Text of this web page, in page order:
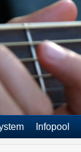
Infopool